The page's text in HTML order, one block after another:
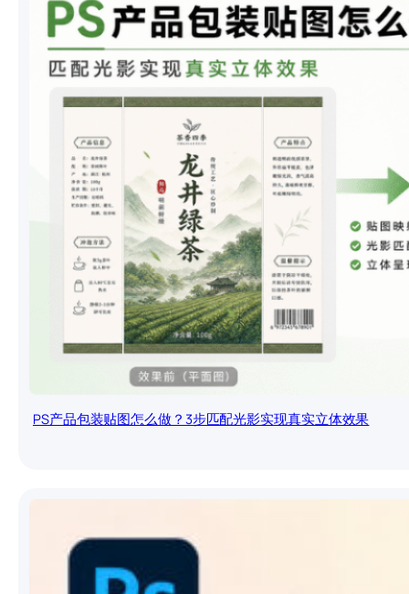
PS产品包装贴图怎么做？3步匹配光影实现真实立体效果